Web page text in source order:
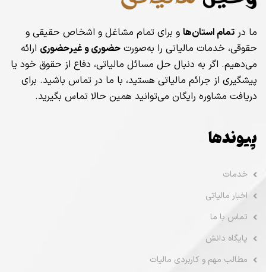
ما در تمام استان‌ها و برای تمام مشاغل و اشخاص حقیقی و
حقوقی، خدمات مالیاتی را به‌صورت حضوری و غیرحضوری ارائه
می‌دهیم. اگر به دنبال حل مسائل مالیاتی، دفاع از حقوق خود یا
پیشگیری از جرائم مالیاتی هستید، با ما در تماس باشید. برای
دریافت مشاوره رایگان می‌توانید همین حالا تماس بگیرید.
پیوندها
خدمات
اخبار مالیاتی
تماس با ما
پایگاه دانش
مطالب مهم و کاربردی مالیات